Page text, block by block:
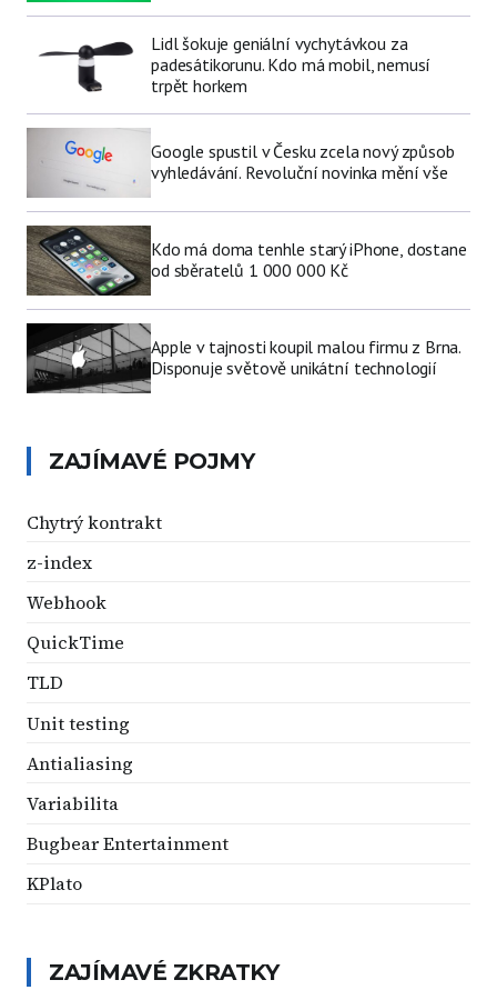
Lidl šokuje geniální vychytávkou za
padesátikorunu. Kdo má mobil, nemusí
trpět horkem
Google spustil v Česku zcela nový způsob
vyhledávání. Revoluční novinka mění vše
Kdo má doma tenhle starý iPhone, dostane
od sběratelů 1 000 000 Kč
Apple v tajnosti koupil malou firmu z Brna.
Disponuje světově unikátní technologií
ZAJÍMAVÉ POJMY
Chytrý kontrakt
z-index
Webhook
QuickTime
TLD
Unit testing
Antialiasing
Variabilita
Bugbear Entertainment
KPlato
ZAJÍMAVÉ ZKRATKY